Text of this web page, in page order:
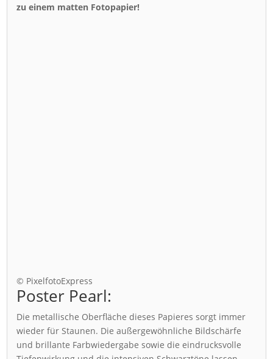
zu einem matten Fotopapier!
© PixelfotoExpress
Poster Pearl:
Die metallische Oberfläche dieses Papieres sorgt immer
wieder für Staunen. Die außergewöhnliche Bildschärfe
und brillante Farbwiedergabe sowie die eindrucksvolle